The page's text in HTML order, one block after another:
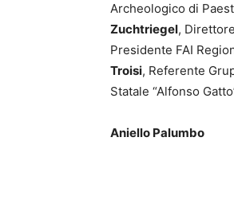
Archeologico di
Zuchtriegel,
Presidente FAI
Troisi, Referente
Statale “Alfonso
Aniello Palumbo